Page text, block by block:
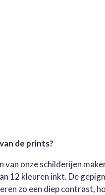
de prints?
van onze schilderijen
12 kleuren inkt. De
zo een diep contrast,